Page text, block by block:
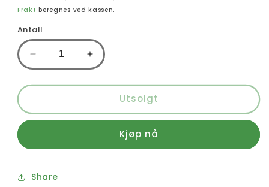
pris
Frakt beregnes ved kassen.
Antall
antallet
for
Pickles
Øk
antallet
for
Pickles
Utsolgt
Kjøp nå
Share